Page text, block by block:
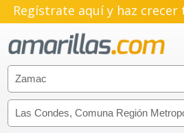
Regístrate aquí y haz crecer